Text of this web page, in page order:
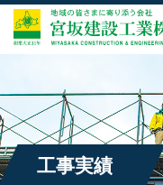
工事実績